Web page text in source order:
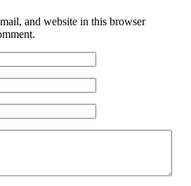
and website in this browser